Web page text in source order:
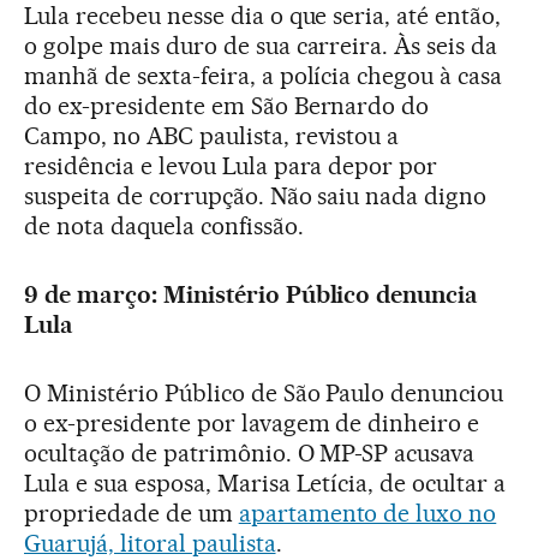
Lula recebeu nesse dia o que seria, até então,
o golpe mais duro de sua carreira. Às seis da
manhã de sexta-feira, a polícia chegou à casa
do ex-presidente em São Bernardo do
Campo, no ABC paulista, revistou a
residência e levou Lula para depor por
suspeita de corrupção. Não saiu nada digno
de nota daquela confissão.
9 de março: Ministério Público denuncia
Lula
O Ministério Público de São Paulo denunciou
o ex-presidente por lavagem de dinheiro e
ocultação de patrimônio. O MP-SP acusava
Lula e sua esposa, Marisa Letícia, de ocultar a
propriedade de um apartamento de luxo no
Guarujá, litoral paulista.